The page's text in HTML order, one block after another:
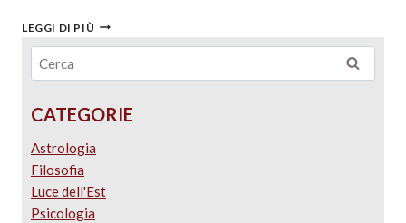
LEGGI DI PIÙ
CATEGORIE
Astrologia
Filosofia
Luce dell'Est
Psicologia